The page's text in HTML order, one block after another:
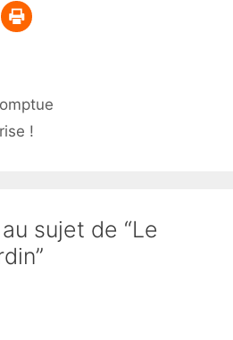
!
sujet de “Le